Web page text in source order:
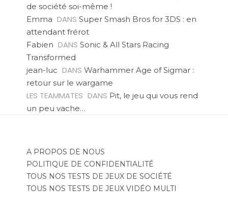
de société soi-même !
Emma DANS Super Smash Bros for 3DS : en
attendant frérot
Fabien DANS Sonic & All Stars Racing
Transformed
jean-luc DANS Warhammer Age of Sigmar :
retour sur le wargame
LES TEAMMATES DANS Pit, le jeu qui vous rend
un peu vache…
A PROPOS DE NOUS
POLITIQUE DE CONFIDENTIALITÉ
TOUS NOS TESTS DE JEUX DE SOCIÉTÉ
TOUS NOS TESTS DE JEUX VIDÉO MULTI